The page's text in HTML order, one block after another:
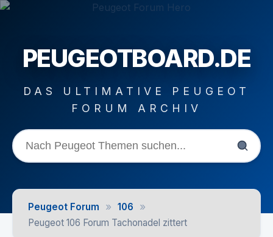
PEUGEOTBOARD.DE
DAS ULTIMATIVE PEUGEOT
FORUM ARCHIV
Peugeot Forum » 106 »
Peugeot 106 Forum Tachonadel zittert